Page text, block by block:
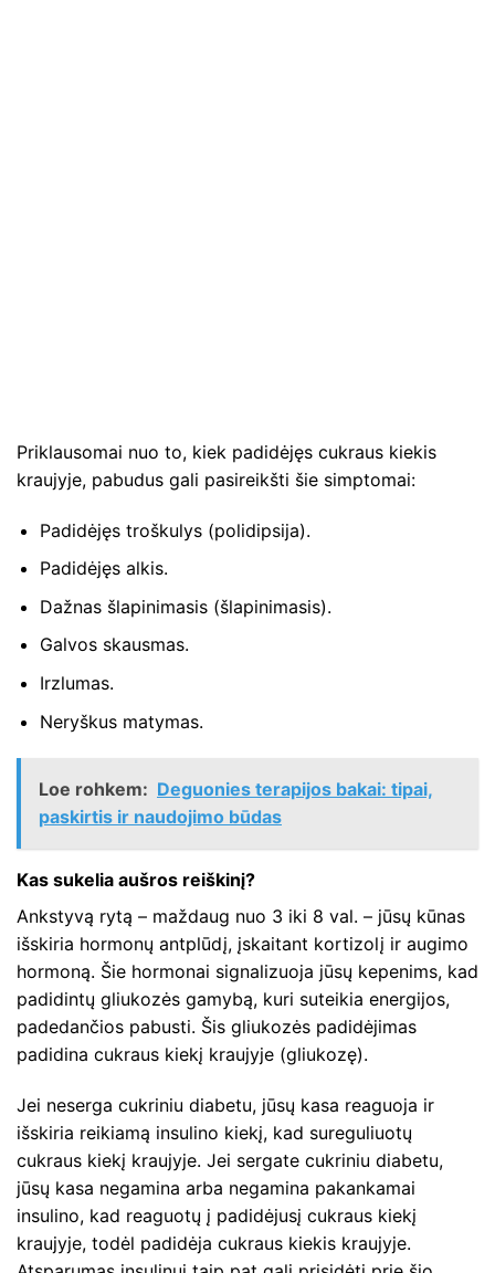
Priklausomai nuo to, kiek padidėjęs cukraus kiekis
kraujyje, pabudus gali pasireikšti šie simptomai:
Padidėjęs troškulys (polidipsija).
Padidėjęs alkis.
Dažnas šlapinimasis (šlapinimasis).
Galvos skausmas.
Irzlumas.
Neryškus matymas.
Loe rohkem: Deguonies terapijos bakai: tipai,
paskirtis ir naudojimo būdas
Kas sukelia aušros reiškinį?
Ankstyvą rytą – maždaug nuo 3 iki 8 val. – jūsų kūnas
išskiria hormonų antplūdį, įskaitant kortizolį ir augimo
hormoną. Šie hormonai signalizuoja jūsų kepenims, kad
padidintų gliukozės gamybą, kuri suteikia energijos,
padedančios pabusti. Šis gliukozės padidėjimas
padidina cukraus kiekį kraujyje (gliukozę).
Jei neserga cukriniu diabetu, jūsų kasa reaguoja ir
išskiria reikiamą insulino kiekį, kad sureguliuotų
cukraus kiekį kraujyje. Jei sergate cukriniu diabetu,
jūsų kasa negamina arba negamina pakankamai
insulino, kad reaguotų į padidėjusį cukraus kiekį
kraujyje, todėl padidėja cukraus kiekis kraujyje.